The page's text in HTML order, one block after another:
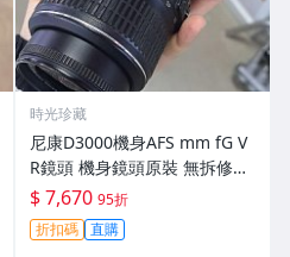
時光珍藏
尼康D3000機身AFS mm fG V
R鏡頭 機身鏡頭原裝 無拆修無
翻新 有輕微使用痕跡 鏡頭-34
30
$ 7,670 95折
折扣碼 直購